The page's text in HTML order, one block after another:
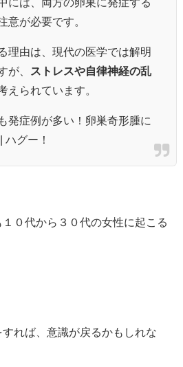
には、両方の卵巣に発症する
意が必要です。
理由は、現代の医学では解明
が、
ストレスや自律神経の乱
えられています。
症例が多い！卵巣奇形腫に
グー！
０代から３０代の女性に起こる
れば、意識が戻るかもしれな